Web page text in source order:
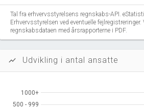
Tal fra erhvervsstyrelsens regnskabs-API.
Erhvervsstyrelsen ved eventuelle
regnskabsdataen med årsrapporterne i PDF.
show_chart Udvikling i antal ansatte
500 - 999
500 - 999
1000+
1000+